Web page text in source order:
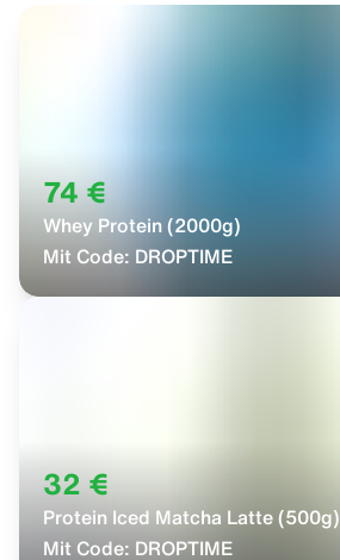
74 €
Whey Protein (2000g)
Mit Code: DROPTIME
32 €
Protein Iced Matcha Latte (500g)
Mit Code: DROPTIME